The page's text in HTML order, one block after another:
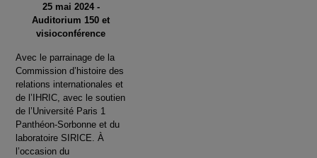
25 mai 2024 -
Auditorium 150 et
visioconférence
Avec le parrainage de la
Commission d’histoire des
relations internationales et
de l’IHRIC, avec le soutien
de l’Université Paris 1
Panthéon-Sorbonne et du
laboratoire SIRICE. À
l’occasion du